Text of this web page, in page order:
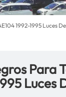
1992-1995 Luces
Para